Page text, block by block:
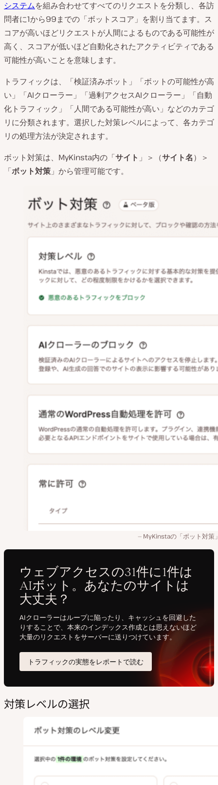
システムを組み合わせてすべてのリクエストを分類し、各訪
問者に1から99までの「ボットスコア」を割り当てます。ス
コアが高いほどリクエストが人間によるものである可能性が
高く、スコアが低いほど自動化されたアクティビティである
可能性が高いことを意味します。
トラフィックは、「検証済みボット」「ボットの可能性が高
い」「AIクローラー」「過剰アクセスAIクローラー」「自動
化トラフィック」「人間である可能性が高い」などのカテゴ
リに分類されます。選択した対策レベルによって、各カテゴ
リの処理方法が決定されます。
ボット対策は、MyKinsta内の「サイト 」＞（サイト名）＞
「ボット対策 」から管理可能です。
MyKinstaの「ボット対策
対策レベルの選択